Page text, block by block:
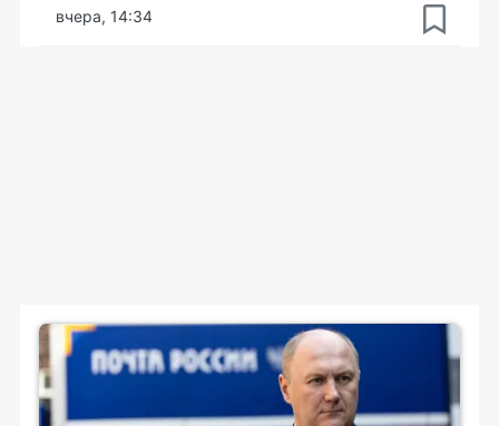
вчера, 14:34